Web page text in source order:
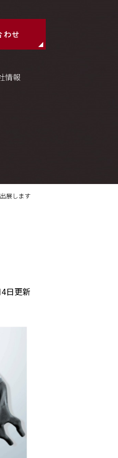
わせ
情報
展します
日更新